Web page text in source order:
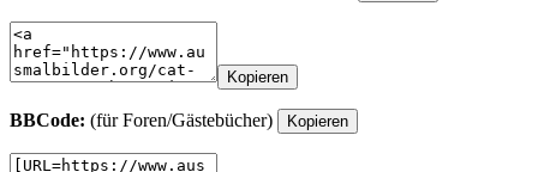
Kopieren
BBCode: (für Foren/Gästebücher) Kopieren